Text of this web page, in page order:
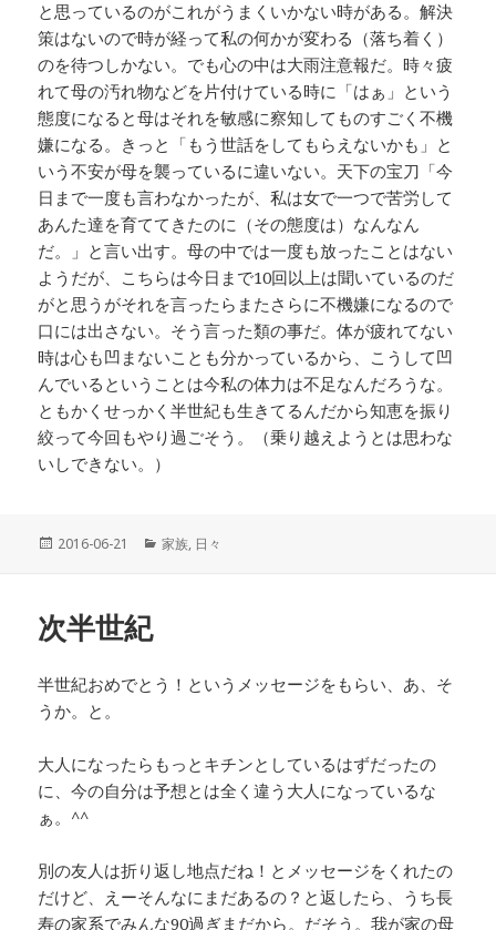
と思っているのがこれがうまくいかない時がある。解決
策はないので時が経って私の何かが変わる（落ち着く）
のを待つしかない。でも心の中は大雨注意報だ。時々疲
れて母の汚れ物などを片付けている時に「はぁ」という
態度になると母はそれを敏感に察知してものすごく不機
嫌になる。きっと「もう世話をしてもらえないかも」と
いう不安が母を襲っているに違いない。天下の宝刀「今
日まで一度も言わなかったが、私は女で一つで苦労して
あんた達を育ててきたのに（その態度は）なんなん
だ。」と言い出す。母の中では一度も放ったことはない
ようだが、こちらは今日まで10回以上は聞いているのだ
がと思うがそれを言ったらまたさらに不機嫌になるので
口には出さない。そう言った類の事だ。体が疲れてない
時は心も凹まないことも分かっているから、こうして凹
んでいるということは今私の体力は不足なんだろうな。
ともかくせっかく半世紀も生きてるんだから知恵を振り
絞って今回もやり過ごそう。（乗り越えようとは思わな
いしできない。）
投
2016-06-21
カ
家族, 日々
次半世紀
半世紀おめでとう！というメッセージをもらい、あ、そ
うか。と。
大人になったらもっとキチンとしているはずだったの
に、今の自分は予想とは全く違う大人になっているな
ぁ。^^
別の友人は折り返し地点だね！とメッセージをくれたの
だけど、えーそんなにまだあるの？と返したら、うち長
寿の家系でみんな90過ぎまだから。だそう。我が家の母